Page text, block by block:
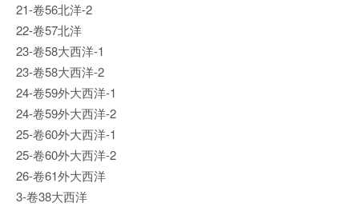
21-卷56北洋-2
22-卷57北洋
23-卷58大西洋-1
23-卷58大西洋-2
24-卷59外大西洋-1
24-卷59外大西洋-2
25-卷60外大西洋-1
25-卷60外大西洋-2
26-卷61外大西洋
3-卷38大西洋